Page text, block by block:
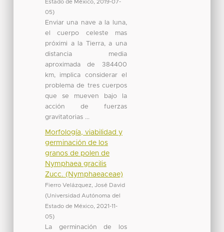
Estado de México, 2019-07-
05)
Enviar una nave a la luna,
el cuerpo celeste mas
próximi a la Tierra, a una
distancia media
aproximada de 384400
km, implica considerar el
problema de tres cuerpos
que se mueven bajo la
acción de fuerzas
gravitatorias ...
Morfología, viabilidad y
germinación de los
granos de polen de
Nymphaea gracilis
Zucc. (Nymphaeaceae)
Fierro Velázquez, José David
(Universidad Autónoma del
Estado de México, 2021-11-
05)
La germinación de los